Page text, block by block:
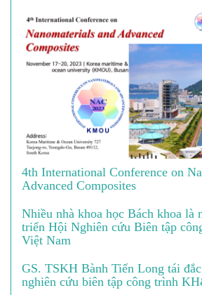
4th International Conference on
Advanced Composites
Nhiều nhà khoa học Bách khoa là
triển Hội Nghiên cứu Biên tập
Việt Nam
GS. TSKH Bành Tiến Long tái
nghiên cứu biên tập công trình